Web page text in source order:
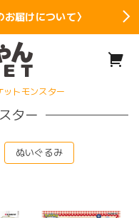
お届けについて〉
ットモンスター
ター
ぬいぐるみ